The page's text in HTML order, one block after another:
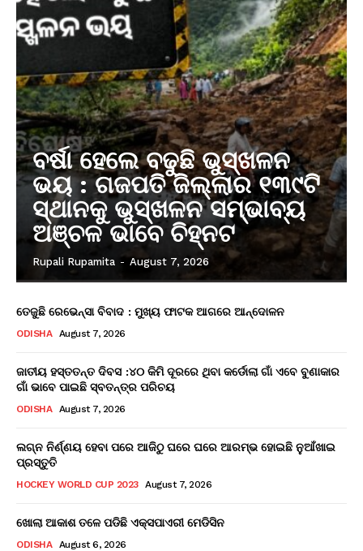
ବର୍ଷା ହେଲେ ବଢୁଛି ଭୁସ୍ଖଳନ
ଭୟ : ଗଜପତି ଜିଲ୍ଲାର ୧୩୯ଟି
ସ୍ଥାନକୁ ଭୁସ୍ଖଳନ ସମ୍ଭାବ୍ୟ
ଅଞ୍ଚଳ ଭାବେ ଚିହ୍ନଟ
Rupali Rupamita - August 7, 2026
ତେଜୁଛି ରେଭେନ୍ସା ବିବାଦ : ମୁଖ୍ୟ ଫାଟକ ଆଗରେ ଆନ୍ଦୋଳନ
ODISHA August 7, 2026
ଜାତୀୟ ହସ୍ତତନ୍ତ ଦିବସ :୪୦ କିମି ଦୂରରେ ଥିବା କର୍ଡୋଲା ଗାଁ ଏବେ ବୁଣାକାର
ଗାଁ ଭାବେ ପାଇଛି ସ୍ବତନ୍ତ୍ର ପରିଚୟ
ODISHA August 7, 2026
ଲଗ୍ନ ନିର୍ଣ୍ଣୟ ହେବା ପରେ ଆଜିଠୁ ଘରେ ଘରେ ଆରମ୍ଭ ହୋଇଛି ନୁଆଁଖାଇ
ପ୍ରସ୍ତୁତି
HOCKEY WORLD CUP 2023 August 7, 2026
ଖୋଲା ଆକାଶ ତଳେ ପଡିଛି ଏକ୍ସପାଏରୀ ମେଡିସିନ
ODISHA August 6, 2026